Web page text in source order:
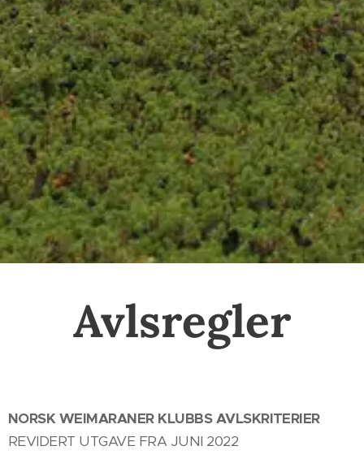
Avlsregler
NORSK WEIMARANER KLUBBS AVLSKRITERIER
REVIDERT UTGAVE FRA JUNI 2022